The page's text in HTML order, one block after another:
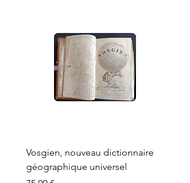
Vosgien, nouveau dictionnaire
géographique universel